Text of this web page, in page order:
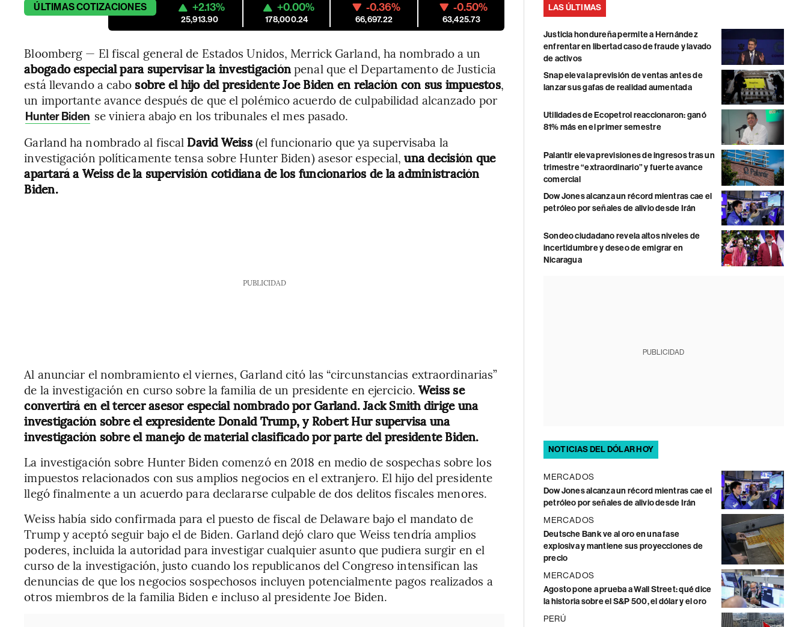
ÚLTIMASCOTIZACIONES +2.13%
25,913.90
+0.00%
178,000.24
-0.36%
66,697.22
-0.50%
63,425.73
Bloomberg — El fiscal general de Estados Unidos, Merrick Garland, ha nombrado a un
abogado especial para supervisar la investigaciónpenal que el Departamento de Justicia
está llevando a cabo sobre el hijo del presidente Joe Biden en relación con sus impuestos,
un importante avance después de que el polémico acuerdo de culpabilidad alcanzado por
Hunter Biden se viniera abajo en los tribunales el mes pasado.
Garland ha nombrado al fiscal David Weiss(el funcionario que ya supervisaba la
investigación políticamente tensa sobre Hunter Biden) asesor especial,una decisión que
apartará a Weiss de la supervisión cotidiana de los funcionarios de la administración
Biden.
PUBLICIDAD
Al anunciar el nombramiento el viernes, Garland citó las “circunstancias extraordinarias”
de la investigación en curso sobre la familia de un presidente en ejercicio.Weiss se
convertirá en el tercer asesor especial nombrado por Garland. Jack Smith dirige una
investigación sobre el expresidente Donald Trump, y Robert Hur supervisa una
investigación sobre el manejo de material clasificado por parte del presidente Biden.
La investigación sobre Hunter Biden comenzó en 2018 en medio de sospechas sobre los
impuestos relacionados con sus amplios negocios en el extranjero. El hijo del presidente
llegó finalmente a un acuerdo para declararse culpable de dos delitos fiscales menores.
Weiss había sido confirmada para el puesto de fiscal de Delaware bajo el mandato de
Trump y aceptó seguir bajo el de Biden. Garland dejó claro que Weiss tendría amplios
poderes, incluida la autoridad para investigar cualquier asunto que pudiera surgir en el
curso de la investigación, justo cuando los republicanos del Congreso intensifican las
denuncias de que los negocios sospechosos incluyen potencialmente pagos realizados a
otros miembros de la familia Biden e incluso al presidente Joe Biden.
LAS ÚLTIMAS
Justicia hondureña permite a Hernández
enfrentar en libertad caso de fraude y lavado
de activos
Snap eleva la previsión de ventas antes de
lanzar sus gafas de realidad aumentada
Utilidades de Ecopetrol reaccionaron: ganó
81% más en el primer semestre
Palantir eleva previsiones de ingresos tras un
trimestre “extraordinario” y fuerte avance
comercial
Dow Jones alcanza un récord mientras cae el
petróleo por señales de alivio desde Irán
Sondeo ciudadano revela altos niveles de
incertidumbre y deseo de emigrar en
Nicaragua
PUBLICIDAD
NOTICIAS DEL DÓLAR HOY
MERCADOS
Dow Jones alcanza un récord mientras cae el
petróleo por señales de alivio desde Irán
MERCADOS
Deutsche Bank ve al oro en una fase
explosiva y mantiene sus proyecciones de
precio
MERCADOS
Agosto pone a prueba a Wall Street: qué dice
la historia sobre el S&P 500, el dólar y el oro
PERÚ